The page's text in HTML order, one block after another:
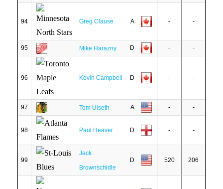
94 Greg Clause A - -
95 Mike Harazny D - -
96 Kevin Campbell D - -
97 Tom Ulseth A - -
98 Paul Heaver D - -
99
Jack
Brownschidle
D 520 206